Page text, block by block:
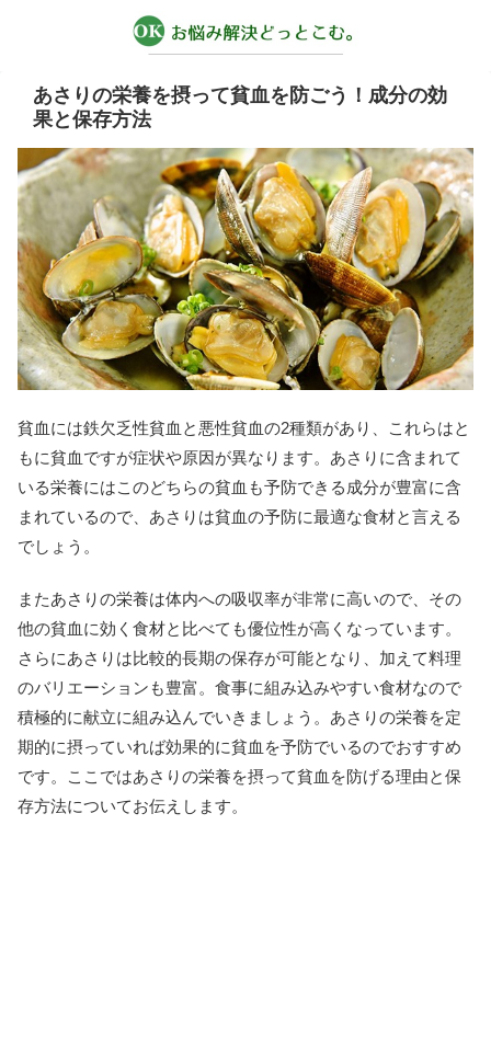
あさりの栄養を摂って貧血を防ごう！成分の効
果と保存方法
貧血には鉄欠乏性貧血と悪性貧血の2種類があり、これらはと
もに貧血ですが症状や原因が異なります。あさりに含まれて
いる栄養にはこのどちらの貧血も予防できる成分が豊富に含
まれているので、あさりは貧血の予防に最適な食材と言える
でしょう。
またあさりの栄養は体内への吸収率が非常に高いので、その
他の貧血に効く食材と比べても優位性が高くなっています。
さらにあさりは比較的長期の保存が可能となり、加えて料理
のバリエーションも豊富。食事に組み込みやすい食材なので
積極的に献立に組み込んでいきましょう。あさりの栄養を定
期的に摂っていれば効果的に貧血を予防でいるのでおすすめ
です。ここではあさりの栄養を摂って貧血を防げる理由と保
存方法についてお伝えします。